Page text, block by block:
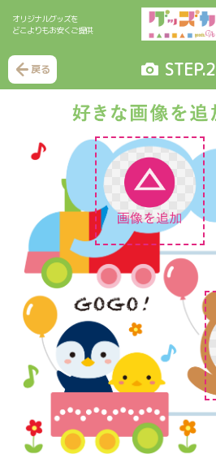
オリジナルグッズを
どこよりもお安くご提供
戻る STEP.2